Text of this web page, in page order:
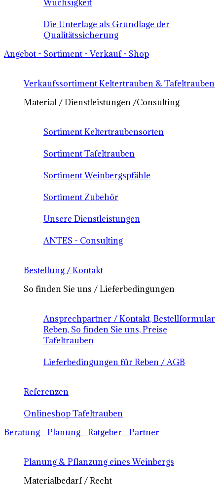
Wüchsigkeit
Die Unterlage als Grundlage der
Qualitätssicherung
Angebot - Sortiment - Verkauf - Shop
Verkaufssortiment Keltertrauben & Tafeltrauben
Material / Dienstleistungen /Consulting
Sortiment Keltertraubensorten
Sortiment Tafeltrauben
Sortiment Weinbergspfähle
Sortiment Zubehör
Unsere Dienstleistungen
ANTES - Consulting
Bestellung / Kontakt
So finden Sie uns / Lieferbedingungen
Ansprechpartner / Kontakt, Bestellformular
Reben, So finden Sie uns, Preise
Tafeltrauben
Lieferbedingungen für Reben / AGB
Referenzen
Onlineshop Tafeltrauben
Beratung - Planung - Ratgeber - Partner
Planung & Pflanzung eines Weinbergs
Materialbedarf / Recht